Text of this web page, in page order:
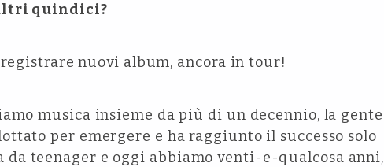
quindici?
nuovi album, ancora in tour!
musica insieme da più di un decennio, la gente
per emergere e ha raggiunto il successo solo
da teenager e oggi abbiamo venti-e-qualcosa anni,